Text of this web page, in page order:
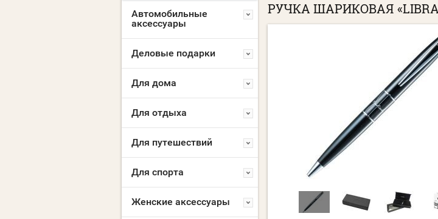
Автомобильные
аксессуары
Деловые подарки
Для дома
Для отдыха
Для путешествий
Для спорта
Женские аксессуары
РУЧКА ШАРИКОВАЯ